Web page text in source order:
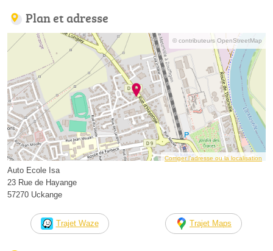
Plan et adresse
© contributeurs OpenStreetMap
Corriger l’adresse ou la localisation
Auto Ecole Isa
23 Rue de Hayange
57270 Uckange
Trajet Waze Trajet Maps